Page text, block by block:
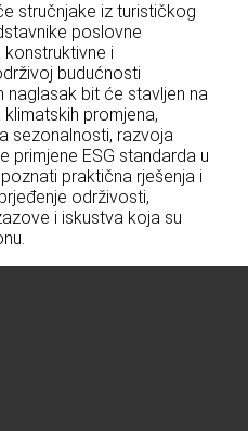
stručnjake iz turističkog
poslovne
i
budućnosti
naglasak bit će stavljen na
promjena,
sezonalnosti, razvoja
primjene ESG standarda u
praktična rješenja i
održivosti,
i iskustva koja su